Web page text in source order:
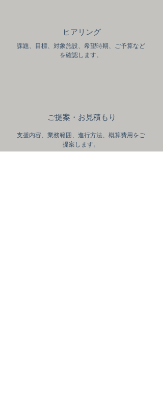
​ヒアリング
課題、目標、対象施設、希望時期、ご予算など
を確認します。
ご提案・お見積もり
支援内容、業務範囲、進行方法、概算費用をご
提案します。